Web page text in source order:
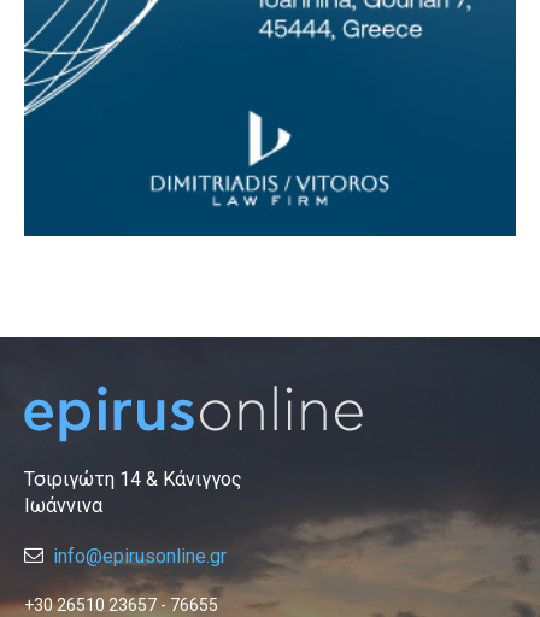
Τσιριγώτη 14 & Κάνιγγος
Ιωάννινα
info@epirusonline.gr
+30 26510 23657 - 76655